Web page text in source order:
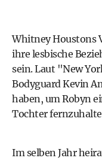
Whitney Houstons
ihre lesbische
sein. Laut "New
Bodyguard Kevin
haben, um Robyn
Tochter
Im selben Jahr